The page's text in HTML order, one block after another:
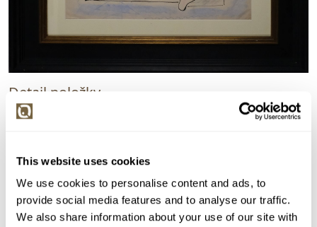
This website uses cookies
We use cookies to personalise content and ads, to
provide social media features and to analyse our traffic.
We also share information about your use of our site with
Detail položky
Kombinovaná technika, 40x48 cm. Signováno vpravo
> Zobrazit detail položky a informace o autorovi